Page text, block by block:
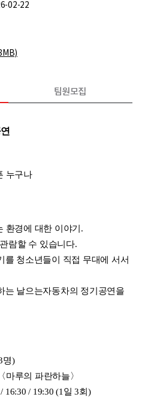
02-22
팀원모집
누구나
환경에 대한 이야기.
람할 수 있습니다.
청소년들이 직접 무대에 서서
날으는자동차의 정기공연을
명)
루의 파란하늘〉
16:30 / 19:30 (1일 3회)